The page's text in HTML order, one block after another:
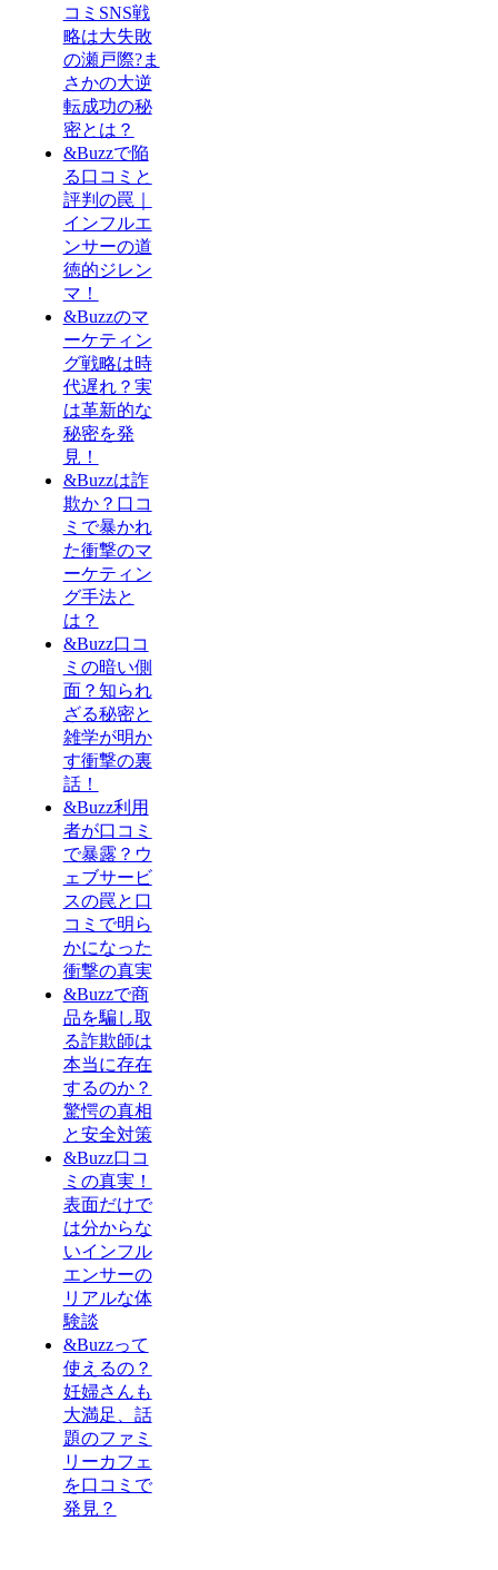
コミSNS戦
略は大失敗
の瀬戸際?ま
さかの大逆
転成功の秘
密とは？
&Buzzで陥
る口コミと
評判の罠｜
インフルエ
ンサーの道
徳的ジレン
マ！
&Buzzのマ
ーケティン
グ戦略は時
代遅れ？実
は革新的な
秘密を発
見！
&Buzzは詐
欺か？口コ
ミで暴かれ
た衝撃のマ
ーケティン
グ手法と
は？
&Buzz口コ
ミの暗い側
面？知られ
ざる秘密と
雑学が明か
す衝撃の裏
話！
&Buzz利用
者が口コミ
で暴露？ウ
ェブサービ
スの罠と口
コミで明ら
かになった
衝撃の真実
&Buzzで商
品を騙し取
る詐欺師は
本当に存在
するのか？
驚愕の真相
と安全対策
&Buzz口コ
ミの真実！
表面だけで
は分からな
いインフル
エンサーの
リアルな体
験談
&Buzzって
使えるの？
妊婦さんも
大満足、話
題のファミ
リーカフェ
を口コミで
発見？